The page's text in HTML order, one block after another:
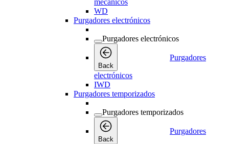
mecánicos
WD
Purgadores electrónicos
Purgadores electrónicos
Back
Purgadores
electrónicos
IWD
Purgadores temporizados
Purgadores temporizados
Back
Purgadores